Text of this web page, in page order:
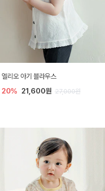
엘리오 아기 블라우스
20% 21,600원 27,000원